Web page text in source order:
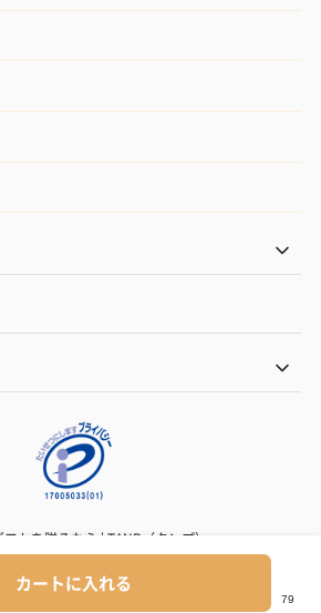
カートに入れる
トを贈るなら | TANP（タンプ）